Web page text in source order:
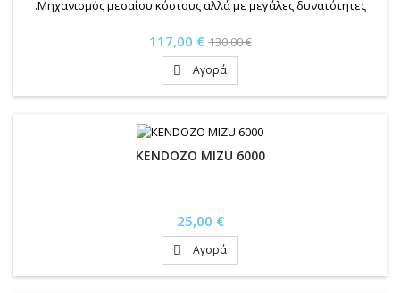
.Μηχανισμός μεσαίου κόστους αλλά με μεγάλες δυνατότητες
Τιμή
117,00 € Κανονική
τιμή
130,00 €
 Αγορά
KENDOZO MIZU 6000
Τιμή
25,00 €
 Αγορά